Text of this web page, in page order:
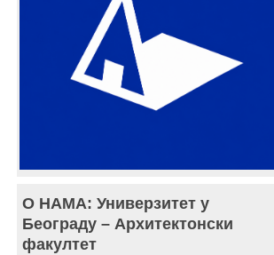
О НАМА: Универзитет у
Београду – Архитектонски
факултет